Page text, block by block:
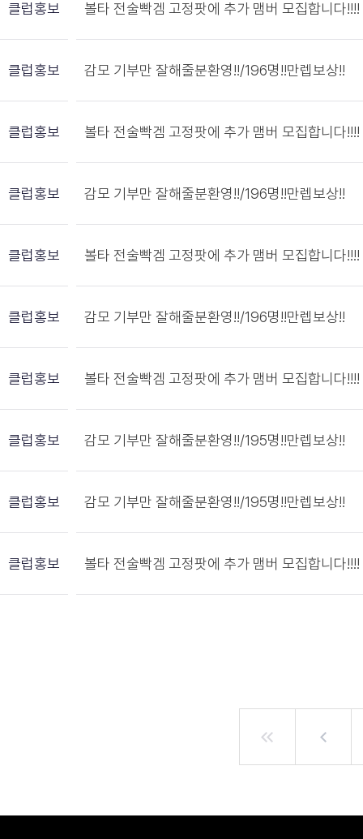
클럽홍보 볼타 전술빡겜 고정팟에 추가 맴버 모집합니다!!!!
클럽홍보 감모 기부만 잘해줄분환영!!/196명!!만렙보상!!
클럽홍보 볼타 전술빡겜 고정팟에 추가 맴버 모집합니다!!!!
클럽홍보 감모 기부만 잘해줄분환영!!/196명!!만렙보상!!
클럽홍보 볼타 전술빡겜 고정팟에 추가 맴버 모집합니다!!!!
클럽홍보 감모 기부만 잘해줄분환영!!/196명!!만렙보상!!
클럽홍보 볼타 전술빡겜 고정팟에 추가 맴버 모집합니다!!!!
클럽홍보 감모 기부만 잘해줄분환영!!/195명!!만렙보상!!
클럽홍보 감모 기부만 잘해줄분환영!!/195명!!만렙보상!!
클럽홍보 볼타 전술빡겜 고정팟에 추가 맴버 모집합니다!!!!